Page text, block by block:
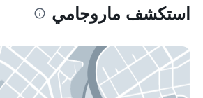
استكشف ماروجامي